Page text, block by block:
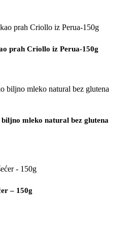
prah Criollo iz Perua-150g
mleko natural bez glutena
– 150g